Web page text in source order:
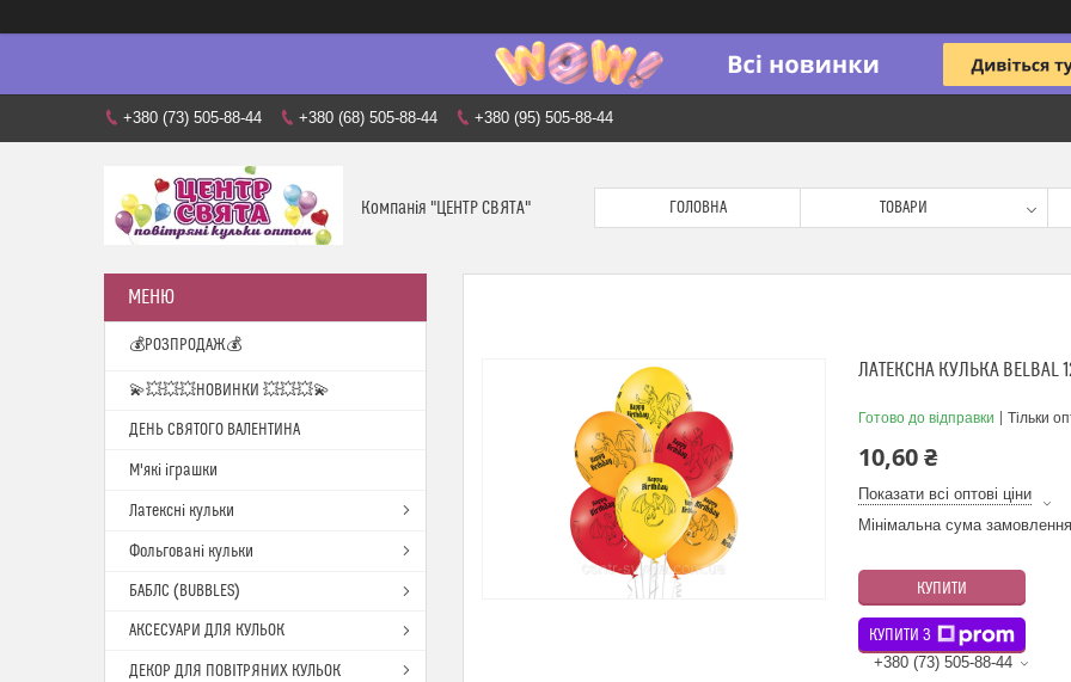
+380 (73) 505-88-44 +380 (68) 505-88-44 +380 (95) 505-88-44
Компанія "ЦЕНТР СВЯТА" ГОЛОВНА ТОВАРИ
ЛАТЕКСНА КУЛЬКА BELBAL
Готово до відправки Тільки
10,60 ₴
Показати всі оптові ціни
Мінімальна сума
КУПИТИ
КУПИТИ З
+380 (73) 505-88-44
💰РОЗПРОДАЖ💰
💫💥💥💥НОВИНКИ 💥💥💥💫
ДЕНЬ СВЯТОГО ВАЛЕНТИНА
М'які іграшки
Латексні кульки
Фольговані кульки
БАБЛС (BUBBLES)
АКСЕСУАРИ ДЛЯ КУЛЬОК
ДЕКОР ДЛЯ ПОВІТРЯНИХ КУЛЬОК